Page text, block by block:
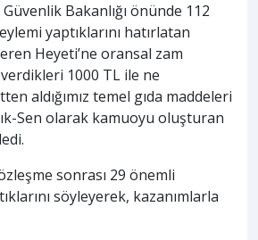
Güvenlik Bakanlığı önünde 112
yaptıklarını hatırlatan
Heyeti’ne oransal zam
1000 TL ile ne
aldığımız temel gıda maddeleri
Sen olarak kamuoyu oluşturan
sonrası 29 önemli
söyleyerek, kazanımlarla